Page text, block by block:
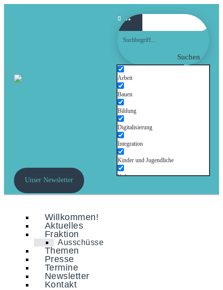
Suchen
Arbeit
Bauen
Bildung
Digitalisierung
Integration
Kinder und Jugendliche
Kultur
Mobilität
Unser Newsletter
Willkommen!
Aktuelles
Fraktion
Ausschüsse
Themen
Presse
Termine
Newsletter
Kontakt